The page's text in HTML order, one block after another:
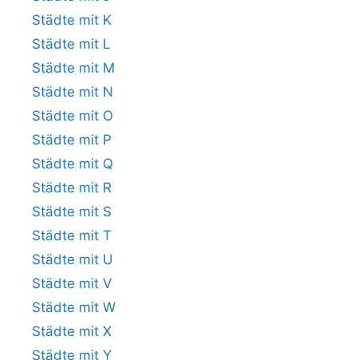
Städte mit K
Städte mit L
Städte mit M
Städte mit N
Städte mit O
Städte mit P
Städte mit Q
Städte mit R
Städte mit S
Städte mit T
Städte mit U
Städte mit V
Städte mit W
Städte mit X
Städte mit Y